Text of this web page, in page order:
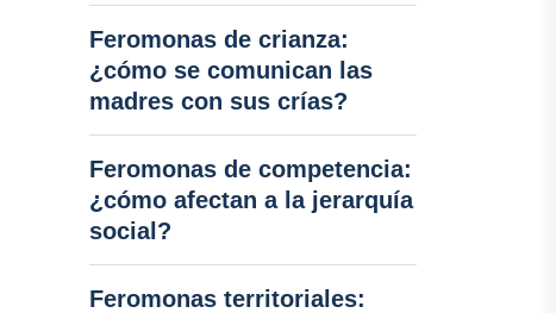
Feromonas de crianza:
¿cómo se comunican las
madres con sus crías?
Feromonas de competencia:
¿cómo afectan a la jerarquía
social?
Feromonas territoriales: